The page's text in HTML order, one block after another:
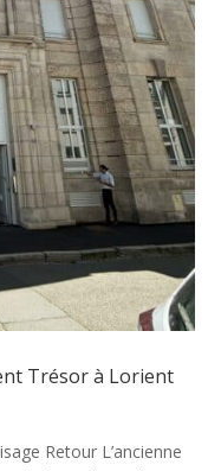
Trésor à Lorient
Retour L’ancienne